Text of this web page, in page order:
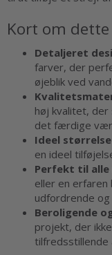
Kort om
Detaljeret
farver, der
øjeblik ved
høj kvalitet, der
det færdige
Ideel
en ideel
Perfekt til alle
eller en
udfordrende
Beroligende
projekt, der
tilfredsstillende